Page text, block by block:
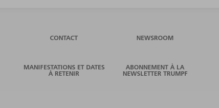
CONTACT NEWSROOM
MANIFESTATIONS ET DATES
À RETENIR
ABONNEMENT À LA
NEWSLETTER TRUMPF